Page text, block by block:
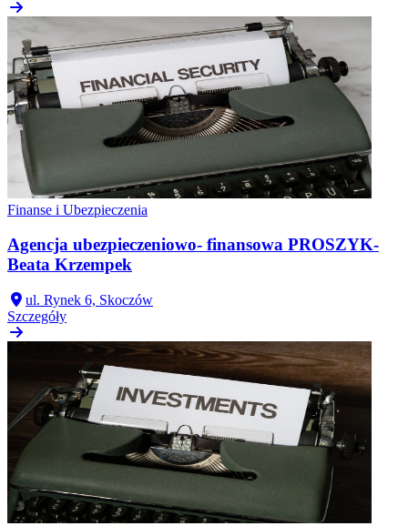
Finanse i Ubezpieczenia
Agencja ubezpieczeniowo- finansowa PROSZYK-
Beata Krzempek
ul. Rynek 6, Skoczów
Szczegóły